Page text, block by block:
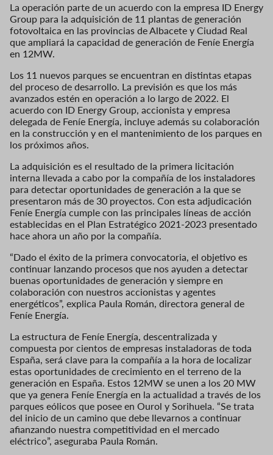
La operación parte de un acuerdo con la empresa ID Energy
Group para la adquisición de 11 plantas de generación
fotovoltaica en las provincias de Albacete y Ciudad Real
que ampliará la capacidad de generación de Feníe Energía
en 12MW.
Los 11 nuevos parques se encuentran en distintas etapas
del proceso de desarrollo. La previsión es que los más
avanzados estén en operación a lo largo de 2022. El
acuerdo con ID Energy Group, accionista y empresa
delegada de Feníe Energía, incluye además su colaboración
en la construcción y en el mantenimiento de los parques en
los próximos años.
La adquisición es el resultado de la primera licitación
interna llevada a cabo por la compañía de los instaladores
para detectar oportunidades de generación a la que se
presentaron más de 30 proyectos. Con esta adjudicación
Feníe Energía cumple con las principales líneas de acción
establecidas en el Plan Estratégico 2021-2023 presentado
hace ahora un año por la compañía.
“Dado el éxito de la primera convocatoria, el objetivo es
continuar lanzando procesos que nos ayuden a detectar
buenas oportunidades de generación y siempre en
colaboración con nuestros accionistas y agentes
energéticos”, explica Paula Román, directora general de
Feníe Energía.
La estructura de Feníe Energía, descentralizada y
compuesta por cientos de empresas instaladoras de toda
España, será clave para la compañía a la hora de localizar
estas oportunidades de crecimiento en el terreno de la
generación en España. Estos 12MW se unen a los 20 MW
que ya genera Feníe Energía en la actualidad a través de los
parques eólicos que posee en Ourol y Sorihuela. “Se trata
del inicio de un camino que debe llevarnos a continuar
afianzando nuestra competitividad en el mercado
eléctrico”, aseguraba Paula Román.